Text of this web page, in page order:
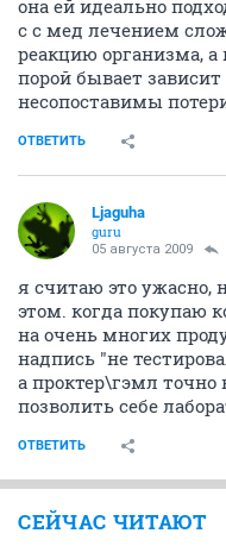
Возможно, это более
позволяет-не
экономить.
ОТВЕТИТЬ
kresit
05 августа 2009
Это все конечно
животными -
операционные
ОТВЕТИТЬ
veteran
Красота и здоровье в
тождественные